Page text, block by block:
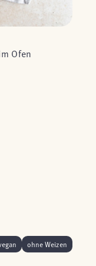
Ofen
ohne Weizen